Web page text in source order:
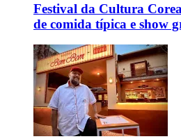
Festival da Cultura
de comida típica e show